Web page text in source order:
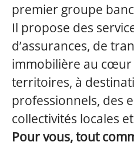
premier groupe
Il propose des
d’assurances, de
immobilière au cœur
territoires, à
professionnels, des
collectivités locales
Pour vous, tout